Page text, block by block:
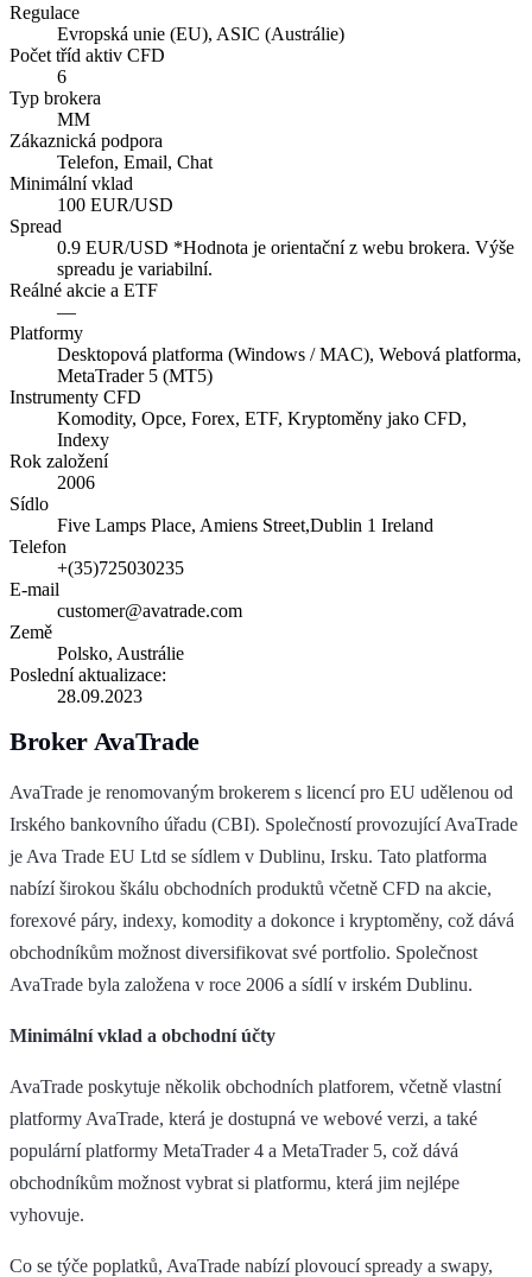
Regulace
Evropská unie (EU), ASIC (Austrálie)
Počet tříd aktiv CFD
6
Typ brokera
MM
Zákaznická podpora
Telefon, Email, Chat
Minimální vklad
100 EUR/USD
Spread
0.9 EUR/USD *Hodnota je orientační z webu brokera. Výše
spreadu je variabilní.
Reálné akcie a ETF
—
Platformy
Desktopová platforma (Windows / MAC), Webová platforma,
MetaTrader 5 (MT5)
Instrumenty CFD
Komodity, Opce, Forex, ETF, Kryptoměny jako CFD,
Indexy
Rok založení
2006
Sídlo
Five Lamps Place, Amiens Street,Dublin 1 Ireland
Telefon
+(35)725030235
E-mail
customer@avatrade.com
Země
Polsko, Austrálie
Poslední aktualizace:
28.09.2023
Broker AvaTrade
AvaTrade je renomovaným brokerem s licencí pro EU udělenou od
Irského bankovního úřadu (CBI). Společností provozující AvaTrade
je Ava Trade EU Ltd se sídlem v Dublinu, Irsku. Tato platforma
nabízí širokou škálu obchodních produktů včetně CFD na akcie,
forexové páry, indexy, komodity a dokonce i kryptoměny, což dává
obchodníkům možnost diversifikovat své portfolio. Společnost
AvaTrade byla založena v roce 2006 a sídlí v irském Dublinu.
Minimální vklad a obchodní účty
AvaTrade poskytuje několik obchodních platforem, včetně vlastní
platformy AvaTrade, která je dostupná ve webové verzi, a také
populární platformy MetaTrader 4 a MetaTrader 5, což dává
obchodníkům možnost vybrat si platformu, která jim nejlépe
vyhovuje.
Co se týče poplatků, AvaTrade nabízí plovoucí spready a swapy,